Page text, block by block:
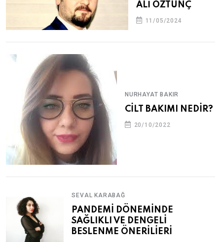
ALİ ÖZTUNÇ
11/05/2024
NURHAYAT BAKIR
CİLT BAKIMI NEDİR?
20/10/2022
SEVAL KARABAĞ
PANDEMİ DÖNEMİNDE
SAĞLIKLI VE DENGELİ
BESLENME ÖNERİLİERİ